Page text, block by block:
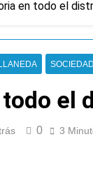
El temporal
8 Horas Atrás
Kicillof
9 Horas Atrás
Renunció el
10 Horas Atrás
en todo el
SOCIEDAD
el
0 3